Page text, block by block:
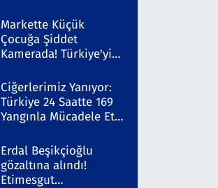
Markette Küçük
Çocuğa Şiddet
Kamerada! Türkiye'yi
Şüpheli Gözaltında
Ciğerlerimiz Yanıyor:
Türkiye 24 Saatte 169
Yangınla Mücadele Etti!
Erdal Beşikçioğlu
gözaltına alındı!
Etimesgut